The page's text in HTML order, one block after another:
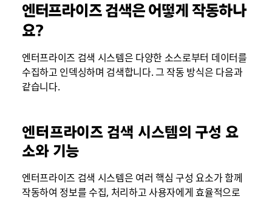
엔터프라이즈 검색은 어떻게 작동하나
요?
엔터프라이즈 검색 시스템은 다양한 소스로부터 데이터를
수집하고 인덱싱하며 검색합니다. 그 작동 방식은 다음과
같습니다.
엔터프라이즈 검색 시스템의 구성 요
소와 기능
엔터프라이즈 검색 시스템은 여러 핵심 구성 요소가 함께
작동하여 정보를 수집, 처리하고 사용자에게 효율적으로